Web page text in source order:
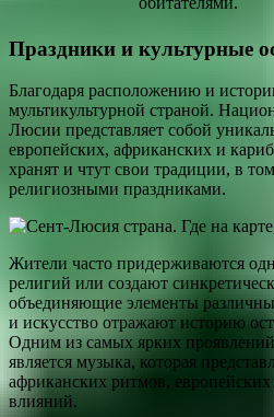
Праздники и культурные
Благодаря расположению и
мультикультурной страной.
Люсии представляет собой
европейских, африканских и
хранят и чтут свои традиции, в
религиозными праздниками.
Жители часто придерживаются
религий или создают
объединяющие элементы
и искусство отражают историю
Одним из самых ярких
является музыка, которая
африканских ритмов,
влияний.